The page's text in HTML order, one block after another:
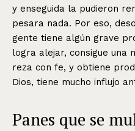
y enseguida la pudieron
pesara nada. Por eso,
gente tiene algún grave
logra alejar, consigue una
reza con fe, y obtiene
Dios, tiene mucho influjo
Panes que se